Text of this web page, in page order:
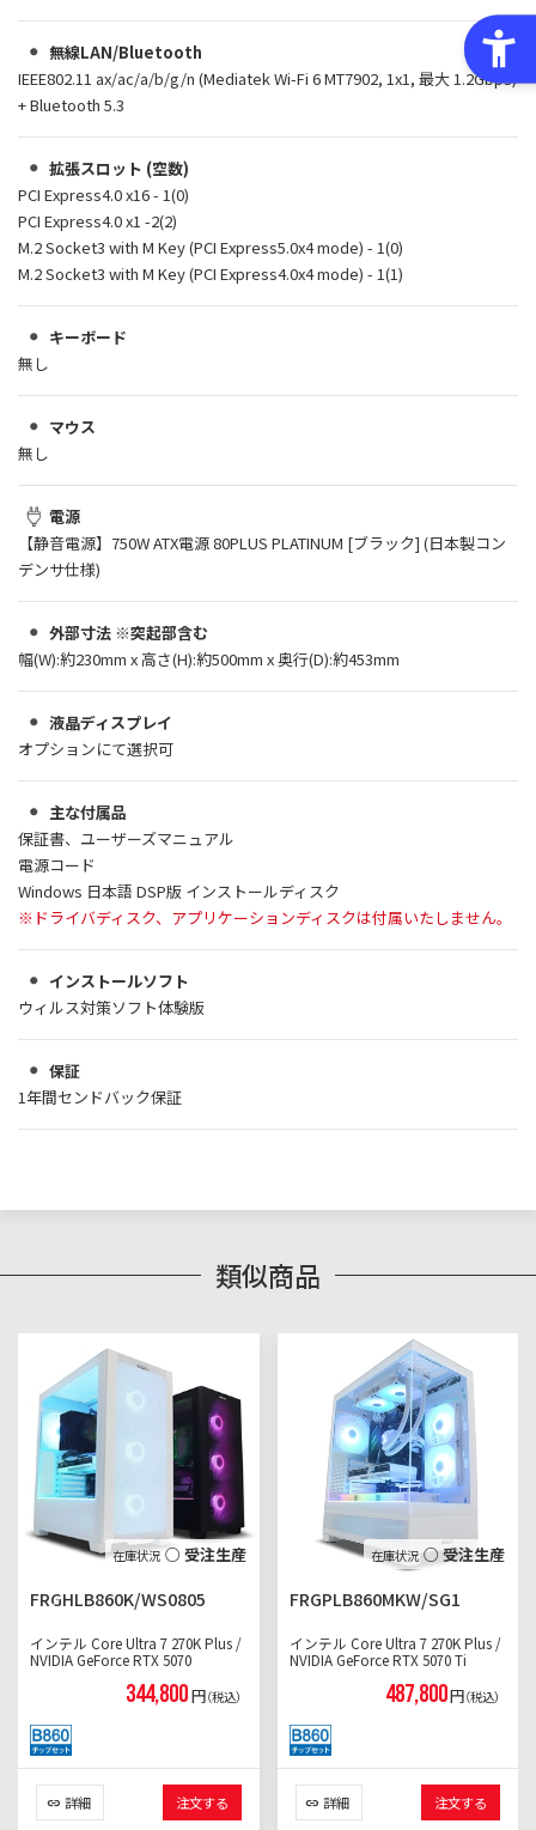
無線LAN/Bluetooth
IEEE802.11 ax/ac/a/b/g/n (Mediatek Wi-Fi 6 MT7902, 1x1, 最大 1.2Gbps)
+ Bluetooth 5.3
拡張スロット (空数)
PCI Express4.0 x16 - 1(0)
PCI Express4.0 x1 -2(2)
M.2 Socket3 with M Key (PCI Express5.0x4 mode) - 1(0)
M.2 Socket3 with M Key (PCI Express4.0x4 mode) - 1(1)
キーボード
無し
マウス
無し
電源
【静音電源】750W ATX電源 80PLUS PLATINUM [ブラック] (日本製コン
デンサ仕様)
外部寸法 ※突起部含む
幅(W):約230mm x 高さ(H):約500mm x 奥行(D):約453mm
液晶ディスプレイ
オプションにて選択可
主な付属品
保証書、ユーザーズマニュアル
電源コード
Windows 日本語 DSP版 インストールディスク
※ドライバディスク、アプリケーションディスクは付属いたしません。
インストールソフト
ウィルス対策ソフト体験版
保証
1年間センドバック保証
類似商品
○ 受注生産
FRGHLB860K/WS0805
インテル Core Ultra 7 270K Plus /
NVIDIA GeForce RTX 5070
344,800円（税込）
詳細 注文する
○ 受注生産
FRGPLB860MKW/SG1
インテル Core Ultra 7 270K Plus /
NVIDIA GeForce RTX 5070 Ti
487,800円（税込）
詳細 注文する